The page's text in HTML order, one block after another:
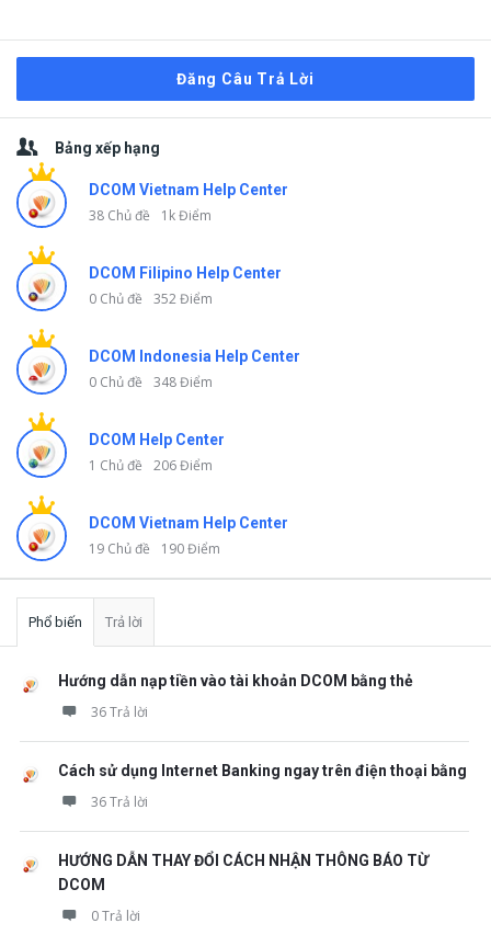
Đăng Câu Trả Lời
Thanh
bên
Bảng xếp hạng
DCOM Vietnam Help Center
38 Chủ đề 1k Điểm
DCOM Filipino Help Center
0 Chủ đề 352 Điểm
DCOM Indonesia Help Center
0 Chủ đề 348 Điểm
DCOM Help Center
1 Chủ đề 206 Điểm
DCOM Vietnam Help Center
19 Chủ đề 190 Điểm
Phổ biến Trả lời
Hướng dẫn nạp tiền vào tài khoản DCOM bằng thẻ
36 Trả lời
Cách sử dụng Internet Banking ngay trên điện thoại bằng
36 Trả lời
HƯỚNG DẪN THAY ĐỔI CÁCH NHẬN THÔNG BÁO TỪ
DCOM
0 Trả lời